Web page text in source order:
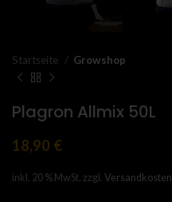
Startseite Growshop
Plagron Allmix 50L
18,90 €
inkl. 20 % MwSt. zzgl. Versandkosten